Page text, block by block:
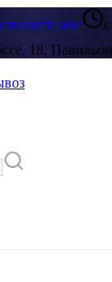
мне
18,